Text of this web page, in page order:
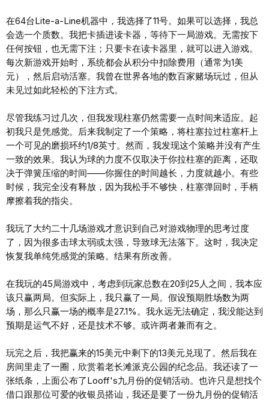
在64台Lite-a-Line机器中，我选择了11号。如果可以选择，我总
会选一个质数。我把卡插进读卡器，等待下一局游戏。无需按下
任何按钮，也无需下注；只要卡在读卡器里，就可以进入游戏。
每次新游戏开始时，系统都会从积分中扣除费用（通常为1美
元），然后启动活塞。我曾在世界各地的数百家赌场玩过，但从
未见过如此轻松的下注方式。
尽管我练习过几次，但我发现柱塞仍然需要一点时间来适应。起
初我只是凭感觉。后来我制定了一个策略，将柱塞拉过柱塞杆上
一个可见的磨损环约1/8英寸。然而，我发现这个策略并没有产生
一致的效果。我认为球的力度不仅取决于你拉柱塞的距离，还取
决于弹簧压缩的时间——你握住的时间越长，力度就越小。有些
时候，我完全没有释放，因为我松手不够快，柱塞弹回时，手柄
摩擦着我的指尖。
我玩了大约二十几场游戏才意识到自己对游戏物理的思考过度
了，因为很多击球太弱或太强，导致球无法落下。这时，我决定
恢复我单纯凭感觉的策略。结果有所改善。
在我玩的45局游戏中，考虑到玩家总数在20到25人之间，我本应
该只赢两局。但实际上，我只赢了一局。假设预期胜场数为两
场，那么只赢一场的概率是27.1%。我永远无法确定，我没能达到
预期是运气不好，还是技术不够。或许两者兼而有之。
玩完之后，我把赢来的15美元中剩下的13美元兑现了。然后我在
房间里走了一圈，欣赏着老长滩派克公园的纪念品。我还读了一
张纸条，上面公布了Looff's九月份的促销活动。也许只是想找个
借口跟那位可爱的收银员搭讪，我还是要了一份九月份的促销活